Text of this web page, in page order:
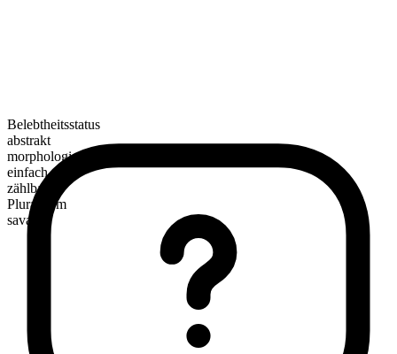
Belebtheitsstatus
abstrakt
morphologische Zusammensetzung
einfach
zählbar
Pluralform
savates